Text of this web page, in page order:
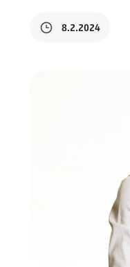
8.2.2024